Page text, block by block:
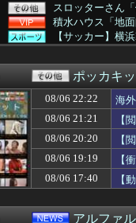
スロッターさん
積水ハウス「地
【サッカー】横
常務「結婚はま
父と散歩してい
女子っていい匂
近所のコープに
【悲報】防犯カ
【画像】爆乳素
【必見】四季凪
戌亥とことかい
ミヤネ屋に出演
【画像】こんな
ポッカキッ
08/06 22:22
海
08/06 21:21
【
08/06 20:20
【
08/06 19:19
【
08/06 17:40
【
アルファ